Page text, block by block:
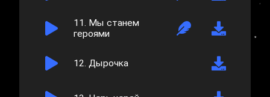
11. Мы станем
героями
12. Дырочка